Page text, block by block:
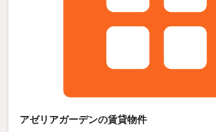
アゼリアガーデンの賃貸物件